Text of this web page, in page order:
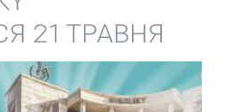
21 ТРАВНЯ